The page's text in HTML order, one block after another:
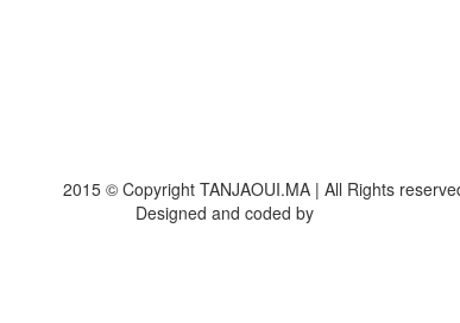
2015 © Copyright TANJAOUI.MA | All Rights reserved.